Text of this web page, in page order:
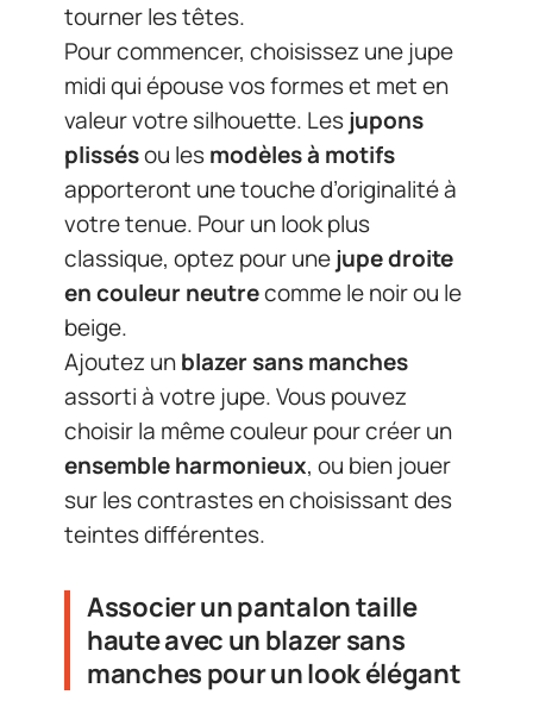
tourner les têtes.
Pour commencer, choisissez une jupe
midi qui épouse vos formes et met en
valeur votre silhouette. Lesjupons
plissésou lesmodèles à motifs
apporteront une touche d’originalité à
votre tenue. Pour un look plus
classique, optez pour unejupe droite
en couleur neutrecomme le noir ou le
beige.
Ajoutez unblazer sans manches
assorti à votre jupe. Vous pouvez
choisir la même couleur pour créer un
ensemble harmonieux, ou bien jouer
sur les contrastes en choisissant des
teintes différentes.
Associer un pantalon taille
haute avec un blazer sans
manches pour un look élégant